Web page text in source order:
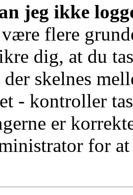
jeg ikke
flere
dig, at du
skelnes
- kontroller
er
for